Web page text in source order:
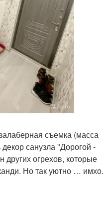
съемка (масса
санузла "Дорогой -
огрехов, которые
Но так уютно … имхо.